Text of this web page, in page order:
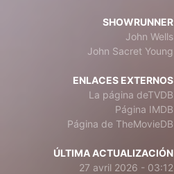
SHOWRUNNER
John Wells
John Sacret Young
ENLACES EXTERNOS
La página deTVDB
Página IMDB
Página de TheMovieDB
ÚLTIMA ACTUALIZACIÓN
27 avril 2026 - 03:12